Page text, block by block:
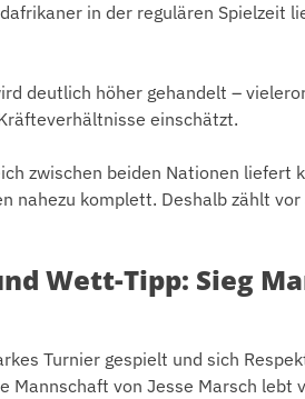
in der regulären Spielzeit
deutlich höher gehandelt –
einschätzt.
zwischen beiden Nationen
nahezu komplett. Deshalb zählt
Wett-Tipp: Sieg
Turnier gespielt und sich
Mannschaft von Jesse Marsch